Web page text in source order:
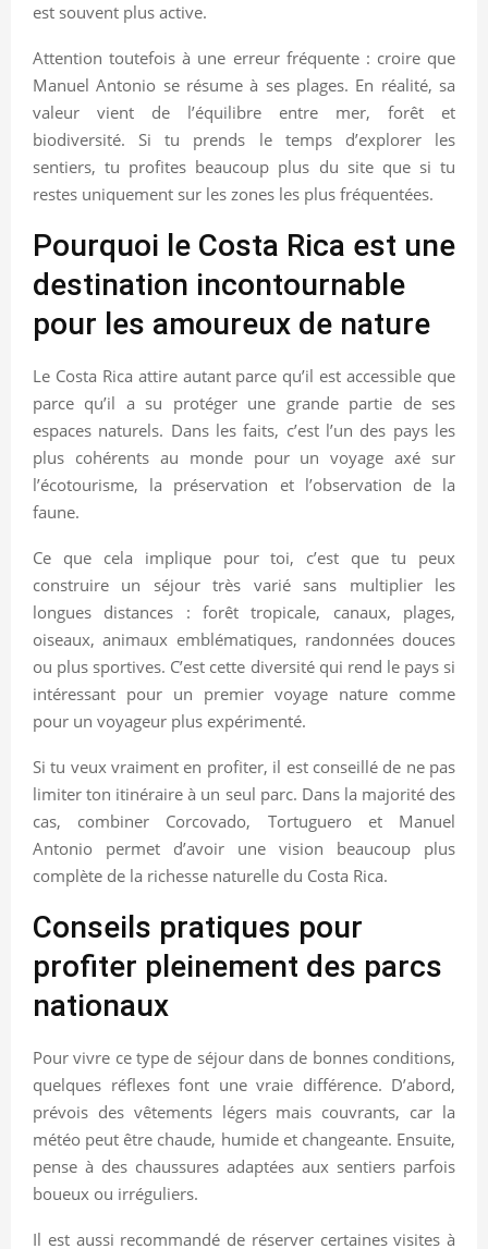
est souvent plus active.
Attention toutefois à une erreur fréquente : croire que
Manuel Antonio se résume à ses plages. En réalité, sa
valeur vient de l’équilibre entre mer, forêt et
biodiversité. Si tu prends le temps d’explorer les
sentiers, tu profites beaucoup plus du site que si tu
restes uniquement sur les zones les plus fréquentées.
Pourquoi le Costa Rica est une
destination incontournable
pour les amoureux de nature
Le Costa Rica attire autant parce qu’il est accessible que
parce qu’il a su protéger une grande partie de ses
espaces naturels. Dans les faits, c’est l’un des pays les
plus cohérents au monde pour un voyage axé sur
l’écotourisme, la préservation et l’observation de la
faune.
Ce que cela implique pour toi, c’est que tu peux
construire un séjour très varié sans multiplier les
longues distances : forêt tropicale, canaux, plages,
oiseaux, animaux emblématiques, randonnées douces
ou plus sportives. C’est cette diversité qui rend le pays si
intéressant pour un premier voyage nature comme
pour un voyageur plus expérimenté.
Si tu veux vraiment en profiter, il est conseillé de ne pas
limiter ton itinéraire à un seul parc. Dans la majorité des
cas, combiner Corcovado, Tortuguero et Manuel
Antonio permet d’avoir une vision beaucoup plus
complète de la richesse naturelle du Costa Rica.
Conseils pratiques pour
profiter pleinement des parcs
nationaux
Pour vivre ce type de séjour dans de bonnes conditions,
quelques réflexes font une vraie différence. D’abord,
prévois des vêtements légers mais couvrants, car la
météo peut être chaude, humide et changeante. Ensuite,
pense à des chaussures adaptées aux sentiers parfois
boueux ou irréguliers.
Il est aussi recommandé de réserver certaines visites à